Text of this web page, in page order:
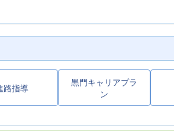
路指導
黒門キャリアプラ
ン